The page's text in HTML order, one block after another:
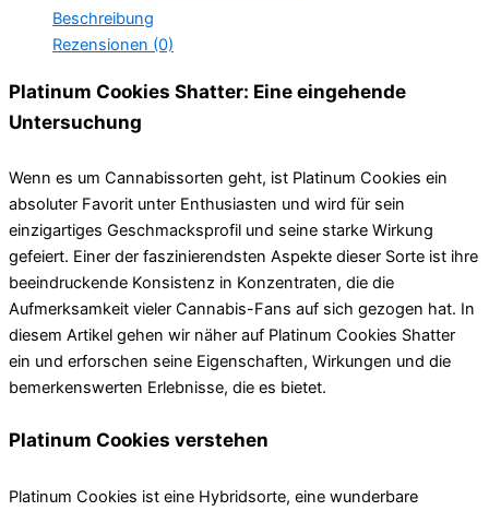
Beschreibung
Rezensionen (0)
Platinum Cookies Shatter: Eine eingehende
Untersuchung
Wenn es um Cannabissorten geht, ist Platinum Cookies ein
absoluter Favorit unter Enthusiasten und wird für sein
einzigartiges Geschmacksprofil und seine starke Wirkung
gefeiert. Einer der faszinierendsten Aspekte dieser Sorte ist ihre
beeindruckende Konsistenz in Konzentraten, die die
Aufmerksamkeit vieler Cannabis-Fans auf sich gezogen hat. In
diesem Artikel gehen wir näher auf Platinum Cookies Shatter
ein und erforschen seine Eigenschaften, Wirkungen und die
bemerkenswerten Erlebnisse, die es bietet.
Platinum Cookies verstehen
Platinum Cookies ist eine Hybridsorte, eine wunderbare